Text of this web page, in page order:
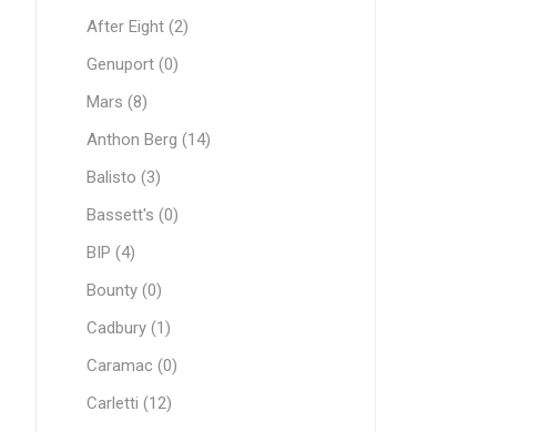
After Eight (2)
Genuport (0)
Mars (8)
Anthon Berg (14)
Balisto (3)
Bassett's (0)
BIP (4)
Bounty (0)
Cadbury (1)
Caramac (0)
Carletti (12)